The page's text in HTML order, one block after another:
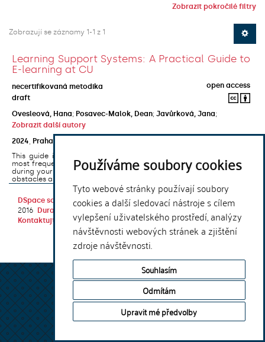
Používáme soubory cookies
Tyto webové stránky používají soubory
cookies a další sledovací nástroje s cílem
vylepšení uživatelského prostředí, analýzy
návštěvnosti webových stránek a zjištění
zdroje návštěvnosti.
Souhlasím
Odmítám
Upravit mé předvolby
Zobrazit pokročilé filtry
Zobrazují se záznamy 1-1 z 1
Learning Support Systems: A Practical Guide to
E-learning at CU
necertifikovaná metodika
open access
draft
Ovesleová, Hana; Posavec-Malok, Dean; Javůrková, Jana;
Zobrazit další autory
2024
Praha
This guide introduces the e-learning support tools that are used
most frequently at Charles University and that you may encounter
during your studies. It will also help you to avoid the most common
obstacles associated ...
DSpace softwarecopyright © 2002-
2016
DuraSpace
Kontaktujte nás |Vyjádření názoru
Theme by